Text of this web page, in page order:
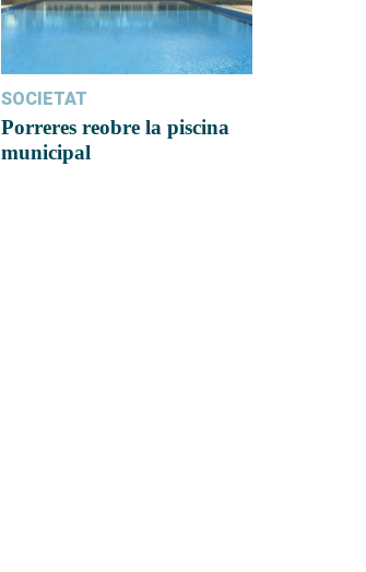
SOCIETAT
Porreres reobre la piscina
municipal